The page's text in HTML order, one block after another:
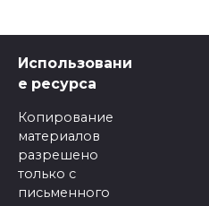
Использовани
е ресурса
Копирование
материалов
разрешено
только с
письменного